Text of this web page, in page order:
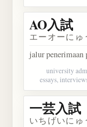
AO入試
エーオーにゅ
jalur penerimaan
university
essays,
一芸入試
いちげいにゅ